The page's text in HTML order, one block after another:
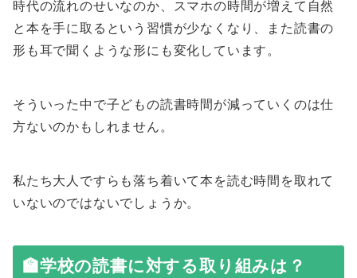
時代の流れのせいなのか、スマホの時間が増えて自然
と本を手に取るという習慣が少なくなり、また読書の
形も耳で聞くような形にも変化しています。
そういった中で子どもの読書時間が減っていくのは仕
方ないのかもしれません。
私たち大人ですらも落ち着いて本を読む時間を取れて
いないのではないでしょうか。
🏫学校の読書に対する取り組みは？